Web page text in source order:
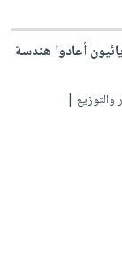
أعادوا هندسة
والتوزيع |